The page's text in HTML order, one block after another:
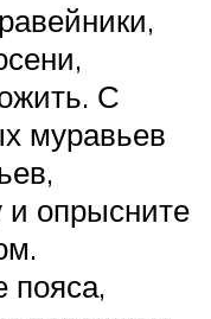
С
муравьев
и опрысните
пояса,